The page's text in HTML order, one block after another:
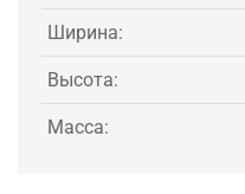
Ширина:
Высота:
Масса: